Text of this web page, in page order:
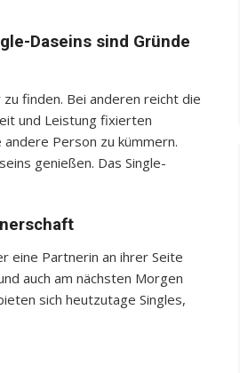
Daseins sind Gründe
finden. Bei anderen reicht die
und Leistung fixierten
Person zu kümmern.
genießen. Das Single-
eine Partnerin an ihrer Seite
auch am nächsten Morgen
sich heutzutage Singles,